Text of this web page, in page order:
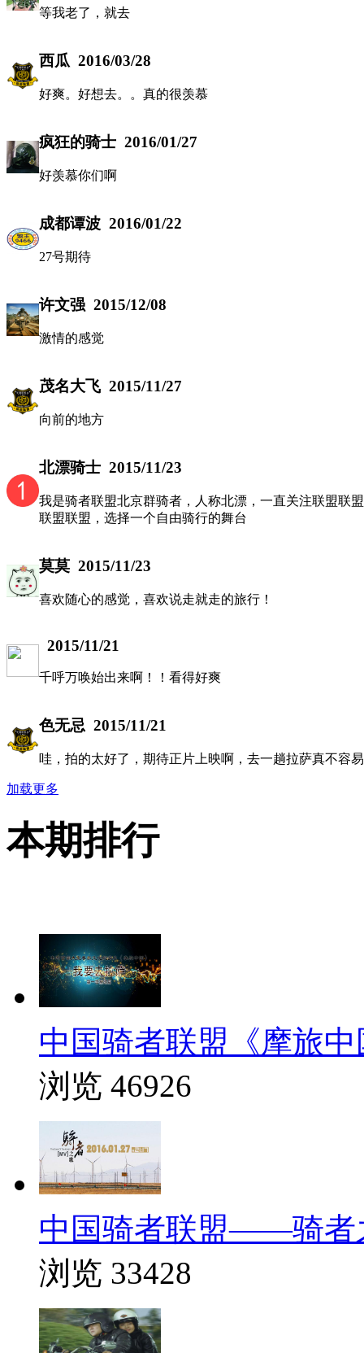
等我老了，就去
西瓜 2016/03/28
好爽。好想去。。真的很羡慕
疯狂的骑士 2016/01/27
好羡慕你们啊
成都谭波 2016/01/22
27号期待
许文强 2015/12/08
激情的感觉
茂名大飞 2015/11/27
向前的地方
北漂骑士 2015/11/23
我是骑者联盟北京群骑者，人称北漂，一直关注联盟联
联盟联盟，选择一个自由骑行的舞台
莫莫 2015/11/23
喜欢随心的感觉，喜欢说走就走的旅行！
2015/11/21
千呼万唤始出来啊！！看得好爽
色无忌 2015/11/21
哇，拍的太好了，期待正片上映啊，去一趟拉萨真不容
加载更多
本期排行
中国骑者联盟《摩旅
浏览 46926
中国骑者联盟——骑者
浏览 33428